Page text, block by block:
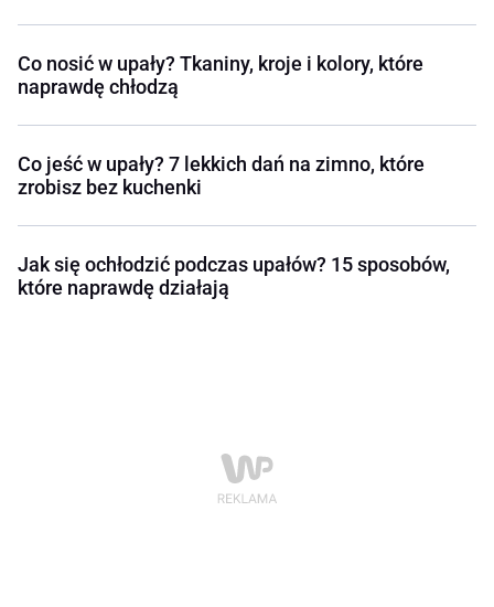
Co nosić w upały? Tkaniny, kroje i kolory, które
naprawdę chłodzą
Co jeść w upały? 7 lekkich dań na zimno, które
zrobisz bez kuchenki
Jak się ochłodzić podczas upałów? 15 sposobów,
które naprawdę działają